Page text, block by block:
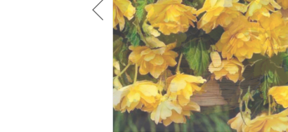
Для кімнатних рослин
Для ландшафтного дизайну
Для поливу
Інструменти та інвентар
Виноробство
Бджільництво
Садові фігури